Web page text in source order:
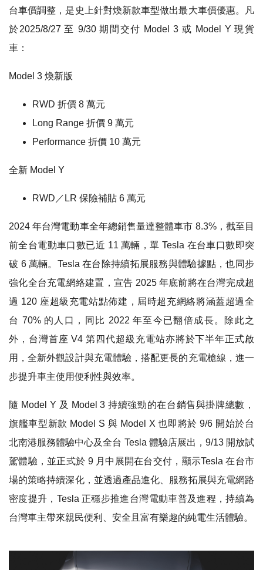
台車價調整，是史上針對煥新款車型做出最大車價優惠。凡
於2025/8/27 至 9/30 期間交付 Model 3 或 Model Y 現貨
車：
Model 3 煥新版
RWD 折價 8 萬元
Long Range 折價 9 萬元
Performance 折價 10 萬元
全新 Model Y
RWD／LR 保險補貼 6 萬元
2024 年台灣電動車全年總銷售量達整體車市 8.3%，截至目
前全台電動車口數已近 11 萬輛，單 Tesla 在台車口數即突
破 6 萬輛。Tesla 在台除持續拓展服務與體驗據點，也同步
強化全台充電網絡建置，宣告 2025 年底前將在台灣完成超
過 120 座超級充電站點佈建，屆時超充網絡將涵蓋超過全
台 70% 的人口，同比 2022 年至今已翻倍成長。除此之
外，台灣首座 V4 第四代超級充電站亦將於下半年正式啟
用，全新外觀設計與充電體驗，搭配更長的充電槍線，進一
步提升車主使用便利性與效率。
隨 Model Y 及 Model 3 持續強勁的在台銷售與掛牌總數，
旗艦車型新款 Model S 與 Model X 也即將於 9/6 開始於台
北南港服務體驗中心及全台 Tesla 體驗店展出，9/13 開放試
駕體驗，並正式於 9 月中展開在台交付，顯示Tesla 在台市
場的策略持續深化，並透過產品進化、服務拓展與充電網路
密度提升，Tesla 正穩步推進台灣電動車普及進程，持續為
台灣車主帶來親民便利、安全且富有樂趣的純電生活體驗。